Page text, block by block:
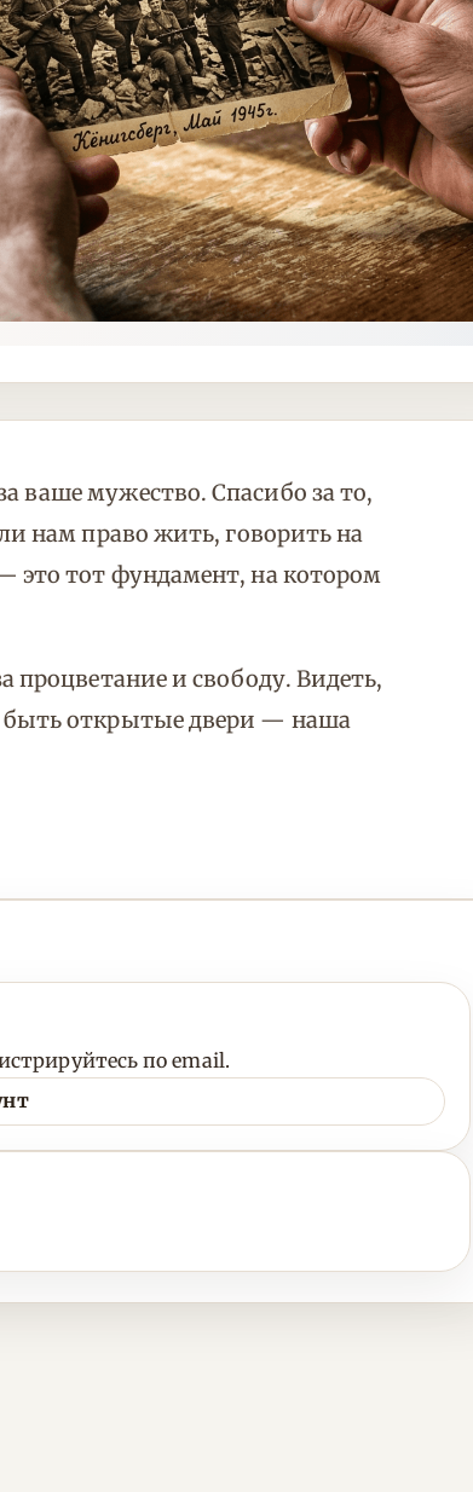
ваше мужество. Спасибо за то,
нам право жить, говорить на
это тот фундамент, на котором
процветание и свободу. Видеть,
быть открытые двери — наша
по email.